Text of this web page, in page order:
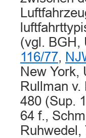
(vgl. BGH,
116/77,
New York,
Rullman
480 (Sup.
64 f.,